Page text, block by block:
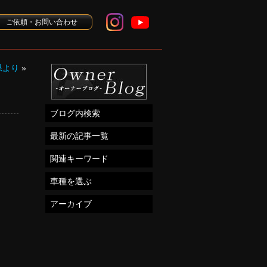
ご依頼・お問い合わせ
り »
ブログ内検索
最新の記事一覧
関連キーワード
車種を選ぶ
アーカイブ